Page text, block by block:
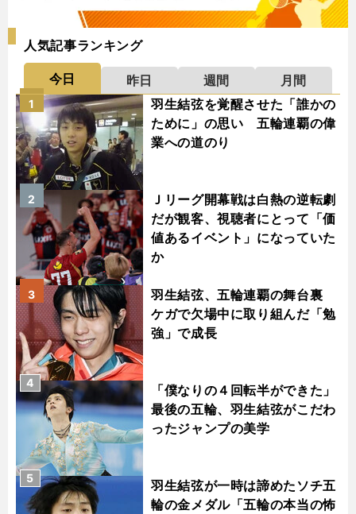
人気記事ランキング
今日 昨日 週間
月間
羽生結弦を覚醒させた「誰かの
ために」の思い 五輪連覇の偉
業への道のり
1
Ｊリーグ開幕戦は白熱の逆転劇
だが観客、視聴者にとって「価
値あるイベント」になっていた
か
2
羽生結弦、五輪連覇の舞台裏
ケガで欠場中に取り組んだ「勉
強」で成長
3
「僕なりの４回転半ができた」
最後の五輪、羽生結弦がこだわ
ったジャンプの美学
4
羽生結弦が一時は諦めたソチ五
輪の金メダル「五輪の本当の怖
5